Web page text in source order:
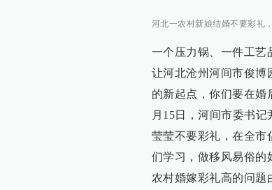
河北一农村新娘结婚不要彩礼
一个压力锅、一件工艺
让河北沧州河间市俊博
的新起点，你们要在婚
月15日，河间市委书
莹莹不要彩礼，在全市
们学习，做移风易俗的
农村婚嫁彩礼高的问题